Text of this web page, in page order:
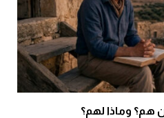
هم؟ وماذا لهم؟